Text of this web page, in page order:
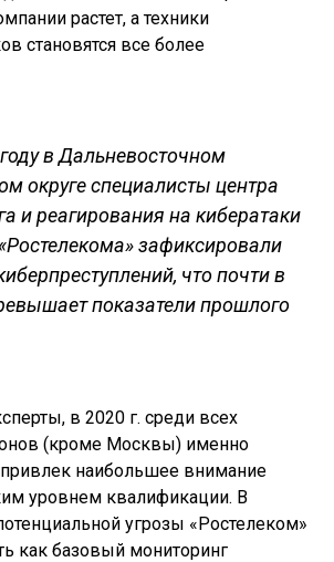
растет, а техники
становятся все более
в Дальневосточном
округе специалисты центра
и реагирования на кибератаки
зафиксировали
что почти в
показатели прошлого
в 2020 г. среди всех
(кроме Москвы) именно
наибольшее внимание
уровнем квалификации. В
угрозы «Ростелеком»
как базовый мониторинг